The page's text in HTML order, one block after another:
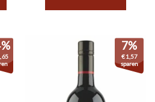
7%
€1,57
sparen